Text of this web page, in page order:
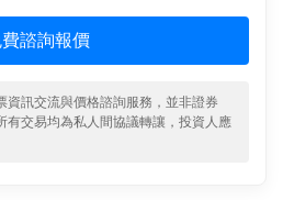
費諮詢報價
資訊交流與價格諮詢服務，並非證券
有交易均為私人間協議轉讓，投資人應